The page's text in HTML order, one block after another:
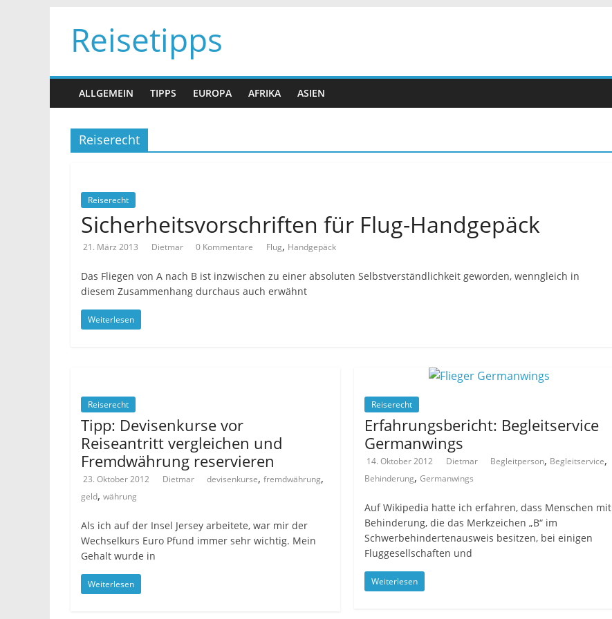
Inhalt
springen
Reisetipps
ALLGEMEIN TIPPS EUROPA AFRIKA ASIEN
Reiserecht
Reiserecht
Sicherheitsvorschriften für Flug-Handgepäck
21. März 2013 Dietmar 0 Kommentare Flug, Handgepäck
Das Fliegen von A nach B ist inzwischen zu einer absoluten Selbstverständlichkeit geworden, wenngleich in
diesem Zusammenhang durchaus auch erwähnt
Weiterlesen
Reiserecht
Tipp: Devisenkurse vor
Reiseantritt vergleichen und
Fremdwährung reservieren
23. Oktober 2012 Dietmar devisenkurse, fremdwährung,
geld, währung
Als ich auf der Insel Jersey arbeitete, war mir der
Wechselkurs Euro Pfund immer sehr wichtig. Mein
Gehalt wurde in
Weiterlesen
Reiserecht
Erfahrungsbericht: Begleitservice
Germanwings
14. Oktober 2012 Dietmar Begleitperson, Begleitservice,
Behinderung,Germanwings
Auf Wikipedia hatte ich erfahren, dass Menschen mit
Behinderung, die das Merkzeichen „B“ im
Schwerbehindertenausweis besitzen, bei einigen
Fluggesellschaften und
Weiterlesen